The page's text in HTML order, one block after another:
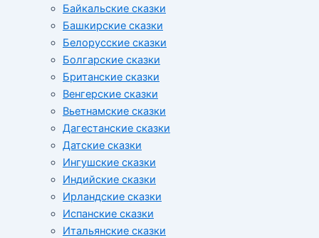
Байкальские сказки
Башкирские сказки
Белорусские сказки
Болгарские сказки
Британские сказки
Венгерские сказки
Вьетнамские сказки
Дагестанские сказки
Датские сказки
Ингушские сказки
Индийские сказки
Ирландские сказки
Испанские сказки
Итальянские сказки